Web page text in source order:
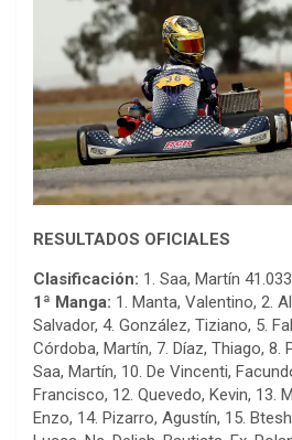
RESULTADOS OFICIALES
Clasificación: 1. Saa, Martín 41.033
1ª Manga: 1. Manta, Valentino, 2.
Salvador, 4. González, Tiziano, 5.
Córdoba, Martín, 7. Díaz, Thiago, 8.
Saa, Martín, 10. De Vincenti,
Francisco, 12. Quevedo, Kevin, 13.
Enzo, 14. Pizarro, Agustín, 15.